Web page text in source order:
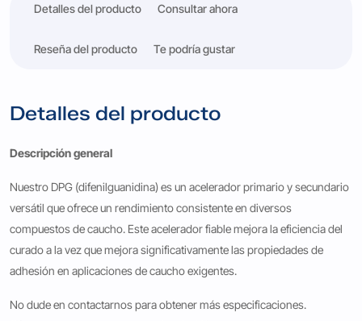
Detalles del producto Consultar ahora
Reseña del producto Te podría gustar
Detalles del producto
Descripción general
Nuestro DPG (difenilguanidina) es un acelerador primario y secundario
versátil que ofrece un rendimiento consistente en diversos
compuestos de caucho. Este acelerador fiable mejora la eficiencia del
curado a la vez que mejora significativamente las propiedades de
adhesión en aplicaciones de caucho exigentes.
No dude en contactarnos para obtener más especificaciones.